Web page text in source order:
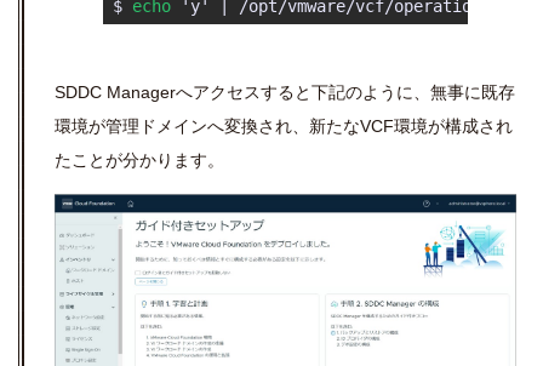
$ echo 'y' | /opt/vmware/vcf/
SDDC Managerへアクセスすると下記のように、無事に既存
環境が管理ドメインへ変換され、新たなVCF環境が構成され
たことが分かります。